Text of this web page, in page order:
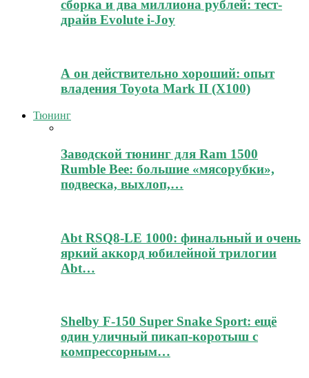
сборка и два миллиона рублей: тест-
драйв Evolute i-Joy
А он действительно хороший: опыт
владения Toyota Mark II (Х100)
Тюнинг
Заводской тюнинг для Ram 1500
Rumble Bee: большие «мясорубки»,
подвеска, выхлоп,…
Abt RSQ8-LE 1000: финальный и очень
яркий аккорд юбилейной трилогии
Abt…
Shelby F-150 Super Snake Sport: ещё
один уличный пикап-коротыш с
компрессорным…